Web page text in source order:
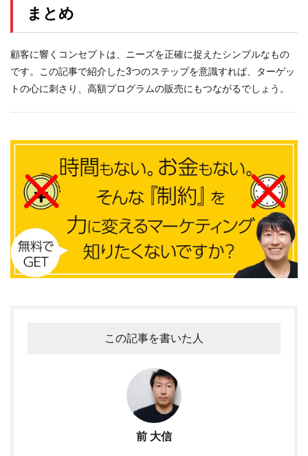
まとめ
顧客に響くコンセプトは、ニーズを正確に捉えたシンプルなもの
です。この記事で紹介した3つのステップを意識すれば、ターゲッ
トの心に刺さり、高額プログラムの販売にもつながるでしょう。
この記事を書いた人
前 大信